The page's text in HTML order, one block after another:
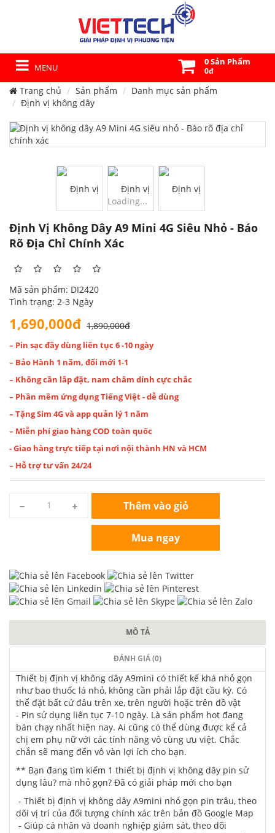
MENU
0 Sản Phẩm
0đ
Trang chủ Sản phẩm
Danh mục sản phẩm
Định vị không dây
Loading...
Định Vị Không Dây A9 Mini 4G Siêu Nhỏ - Báo
Rõ Địa Chỉ Chính Xác
Mã sản phẩm: DI2420
Tình trạng: 2-3 Ngày
1,690,000đ 1,890,000đ
– Pin sạc đầy dùng liên tục 6 -10 ngày
– Bảo Hành 1 năm, đổi mới 1-1
– Không cần lắp đặt, nam châm dính cực chắc
– Phần mềm ứng dụng Tiếng Việt - dễ dùng
– Tặng Sim 4G và app quản lý 1 năm
– Miễn phí giao hàng COD toàn quốc
- Giao hàng trực tiếp tại nơi nội thành HN và HCM
– Hỗ trợ tư vấn 24/24
Thêm vào giỏ
Mua ngay
MÔ TẢ
ĐÁNH GIÁ (0)
Thiết bị định vị không dây A9mini có thiết kế khá nhỏ gọn
như bao thuốc lá nhỏ, không cần phải lắp đặt cầu kỳ. Có
thể đặt bất cứ đâu trên xe, trên người hoặc trên đồ vật
- Pin sử dụng liên tục 7-10 ngày. Là sản phẩm hot đang
bán chạy nhất hiện nay. Ai cũng có thể dùng được kể cả
chị em phụ nữ với các tính năng vô cùng ưu việt. Chắc
chắn sẽ mang đến vô vàn lợi ích cho bạn.
** Bạn đang tìm kiếm 1 thiết bị định vị không dây pin sử
dụng lâu? mà nhỏ gọn? Đã có giải pháp mới cho bạn
- Thiết bị định vị không dây A9mini nhỏ gọn pin trâu, theo
dõi vị trí của đối tượng chính xác trên bản đồ Google Map
- Giúp cá nhân và doanh nghiệp giám sát, theo dõi